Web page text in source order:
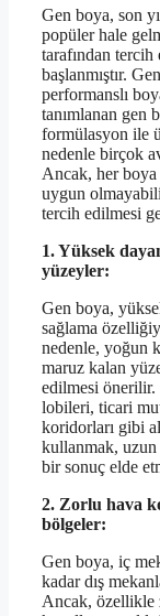
Gen boya, son
popüler hale
tarafından tercih
başlanmıştır.
performanslı
tanımlanan gen
formülasyon ile
nedenle birçok
Ancak, her
uygun
tercih edilmesi
1. Yüksek
yüzeyler:
Gen boya,
sağlama
nedenle, yoğun
maruz kalan
edilmesi
lobileri, ticari
koridorları gibi
kullanmak, uzun
bir sonuç elde
2. Zorlu hava
bölgeler:
Gen boya, iç
kadar dış
Ancak, özellikle